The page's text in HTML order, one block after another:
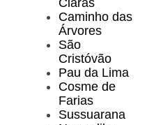
Claras
Caminho das
Árvores
São
Cristóvão
Pau da Lima
Cosme de
Farias
Sussuarana